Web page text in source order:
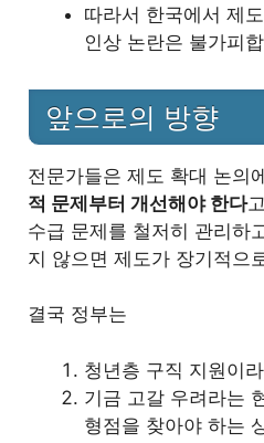
따라서 한국에서 제
인상 논란은 불가피
앞으로의 방향
전문가들은 제도 확대 논의
적 문제부터 개선해야 한다
수급 문제를 철저히 관리하
지 않으면 제도가 장기적으
결국 정부는
청년층 구직 지원이
기금 고갈 우려라는
형점을 찾아야 하는